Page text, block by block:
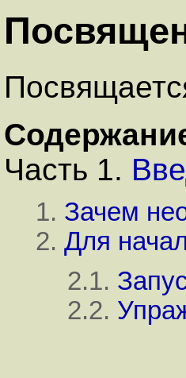
Часть 1.
1. Зачем
2. Для
2.1.
2.2.